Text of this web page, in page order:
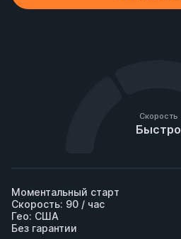
Скорость
Быстро
Моментальный старт
Скорость: 90 / час
Гео: США
Без гарантии